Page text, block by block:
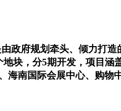
政府规划牵头、倾力打
块，分5期开发，项目
海南国际会展中心、购物